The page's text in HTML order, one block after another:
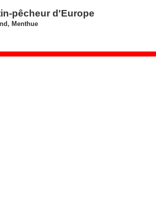
pêcheur d'Europe
Menthue